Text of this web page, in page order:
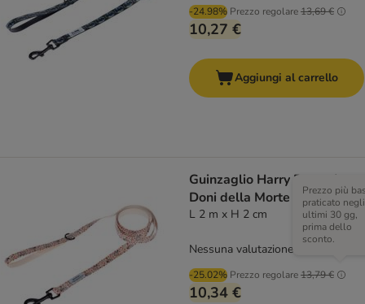
-24.98% Prezzo regolare13,69 €
10,27 €
Aggiungi al carrello
Guinzaglio Harry Potter I
Doni della Morte
L 2 m x H 2 cm
-25.02% Prezzo regolare13,79 €
Prezzo più
praticato negli
ultimi 30 gg,
prima dello
sconto.
10,34 €
Nessuna valutazione